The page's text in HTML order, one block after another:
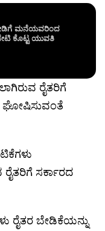
ಮನೆಯವರಿಂದ
ಕೊಟ್ಟ ಯುವತಿ
ರೈತರಿಗೆ
ಘೋಷಿಸುವಂತೆ
ಸರ್ಕಾರದ
ರೈತರ ಬೇಡಿಕೆಯನ್ನು